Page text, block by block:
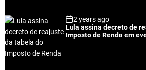
2 years ago
Lula assina decreto de
Imposto de Renda em